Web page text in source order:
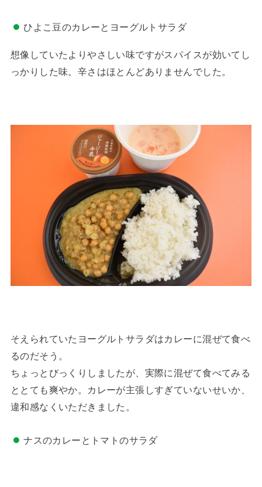
ひよこ豆のカレーとヨーグルトサラダ
想像していたよりやさしい味ですがスパイスが効いてし
っかりした味。辛さはほとんどありませんでした。
そえられていたヨーグルトサラダはカレーに混ぜて食べ
るのだそう。
ちょっとびっくりしましたが、実際に混ぜて食べてみる
ととても爽やか。カレーが主張しすぎていないせいか、
違和感なくいただきました。
ナスのカレーとトマトのサラダ